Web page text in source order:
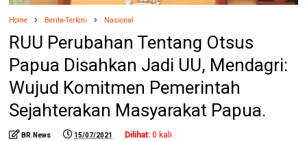
Home Berita-Terkini Nasional
RUU Perubahan Tentang Otsus
Papua Disahkan Jadi UU, Mendagri:
Wujud Komitmen Pemerintah
Sejahterakan Masyarakat Papua.
BR.News 15/07/2021 Dilihat: 0 kali